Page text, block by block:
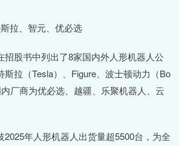
拉、智元、优必选
招股书中列出了8家国内外人形机器人公
拉（Tesla）、Figure、波士顿动力（Bo
厂商为优必选、越疆、乐聚机器人、云
年人形机器人出货量超5500台，为全